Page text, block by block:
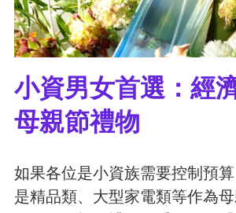
小資男女首選：經
母親節禮物
如果各位是小資族需要控制預
是精品類、大型家電類等作為